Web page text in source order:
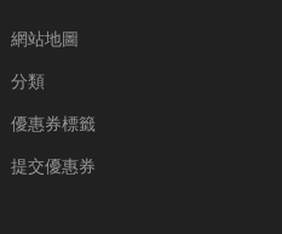
網站地圖
分類
優惠券標籤
提交優惠券